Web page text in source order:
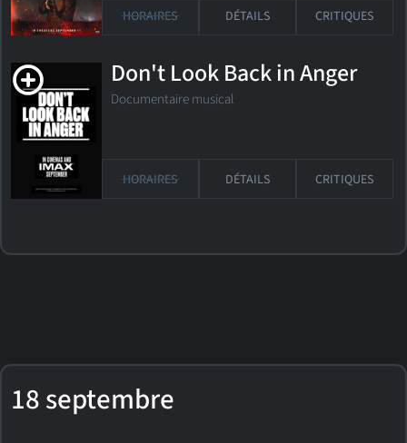
HORAIRES DÉTAILS CRITIQUES
Don't Look Back in Anger
Documentaire musical
HORAIRES DÉTAILS CRITIQUES
18 septembre